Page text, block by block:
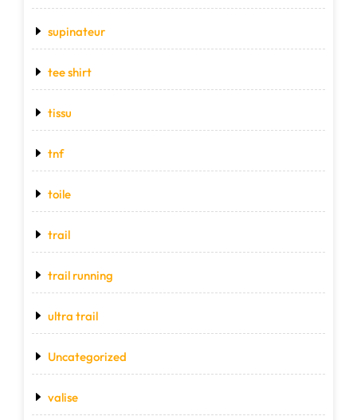
supinateur
tee shirt
tissu
tnf
toile
trail
trail running
ultra trail
Uncategorized
valise